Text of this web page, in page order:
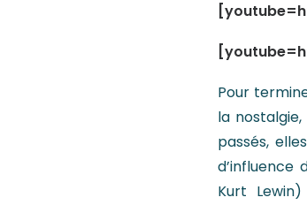
Pour
la
passés,
d’influence
Kurt